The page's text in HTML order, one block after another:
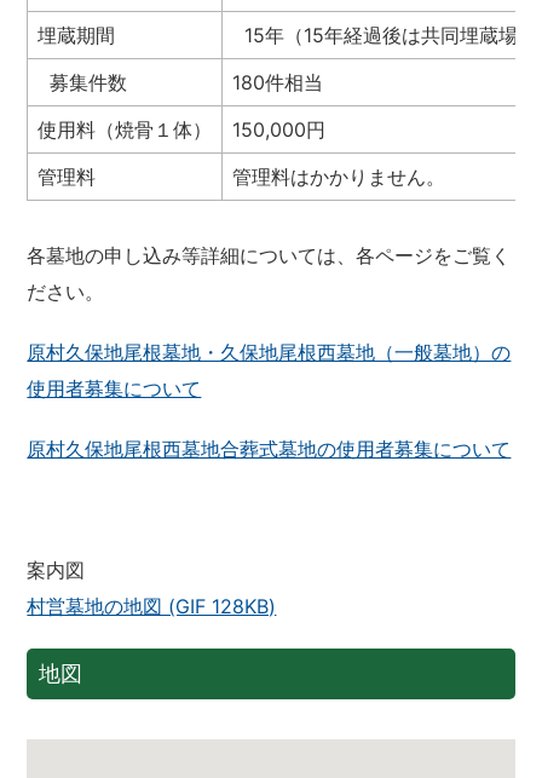
埋蔵期間
15年（15年経過後は共同埋蔵場
募集件数
180件相当
使用料（焼骨１体）
150,000円
管理料
管理料はかかりません。
各墓地の申し込み等詳細については、各ページをご覧く
ださい。
原村久保地尾根墓地・久保地尾根西墓地（一般墓地）の
使用者募集について
原村久保地尾根西墓地合葬式墓地の使用者募集について
案内図
村営墓地の地図 (GIF 128KB)
地図